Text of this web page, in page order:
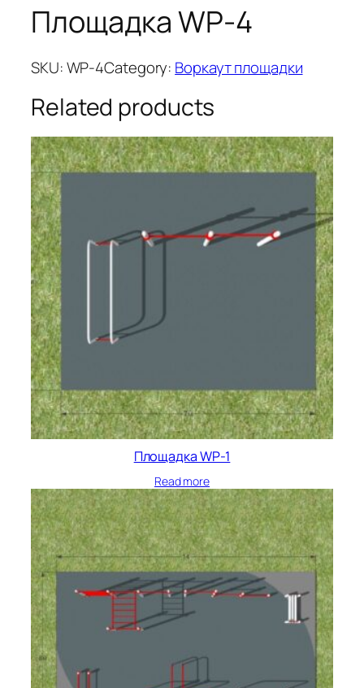
Площадка WP-4
SKU:WP-4Category: Воркаут площадки
Related products
Площадка WP-1
Read more